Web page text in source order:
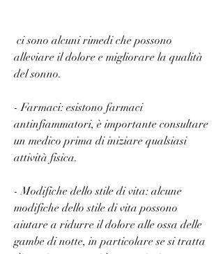
alleviare il dolore e migliorare la qualità
del sonno.
- Farmaci: esistono farmaci
antinfiammatori, è importante consultare
un medico prima di iniziare qualsiasi
attività fisica.
- Modifiche dello stile di vita: alcune
modifiche dello stile di vita possono
aiutare a ridurre il dolore alle ossa delle
gambe di notte, in particolare se si tratta